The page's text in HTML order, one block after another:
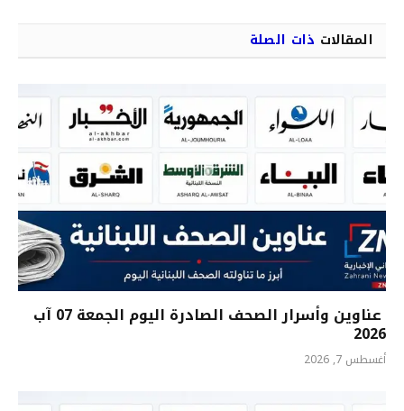
المقالات ذات الصلة
عناوين وأسرار الصحف الصادرة اليوم الجمعة 07 آب
2026
أغسطس 7, 2026